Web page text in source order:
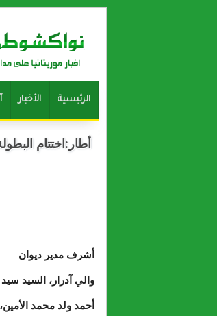
الرئيسية الأخبار
أطار:اختتام
أشرف مدير ديوان
والي آدرار، السيد سيد
أحمد ولد محمد الأمين،